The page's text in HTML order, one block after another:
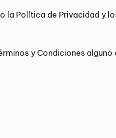
la Política de Privacidad y
y Condiciones alguno